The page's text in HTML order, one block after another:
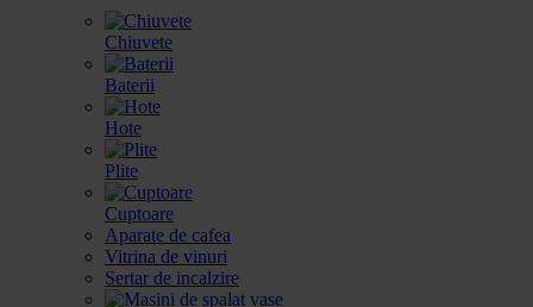
Chiuvete
Baterii
Hote
Plite
Cuptoare
Aparate de cafea
Vitrina de vinuri
Sertar de incalzire